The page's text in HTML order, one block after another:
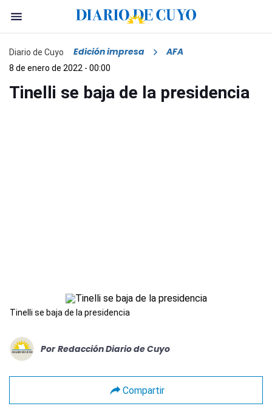
Diario de Cuyo Edición impresa AFA
8 de enero de 2022 - 00:00
Tinelli se baja de la presidencia
Tinelli se baja de la presidencia
Por Redacción Diario de Cuyo
Compartir